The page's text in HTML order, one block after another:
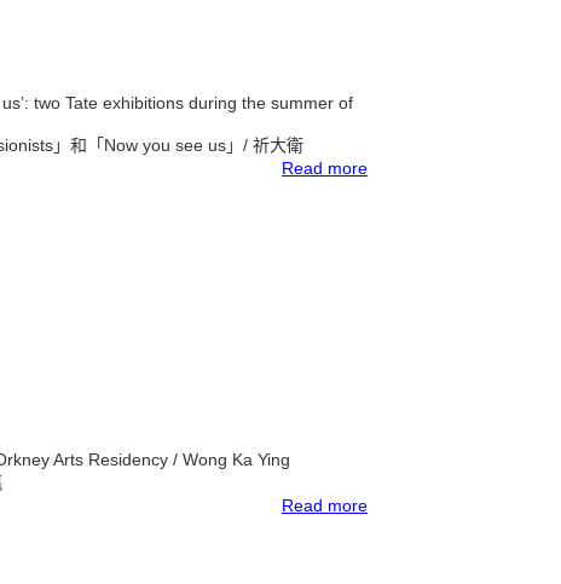
us’: two Tate exhibitions during the summer of
」和「Now you see us」 / 祈大衛
Read more
Arts Residency / Wong Ka Ying
Read more